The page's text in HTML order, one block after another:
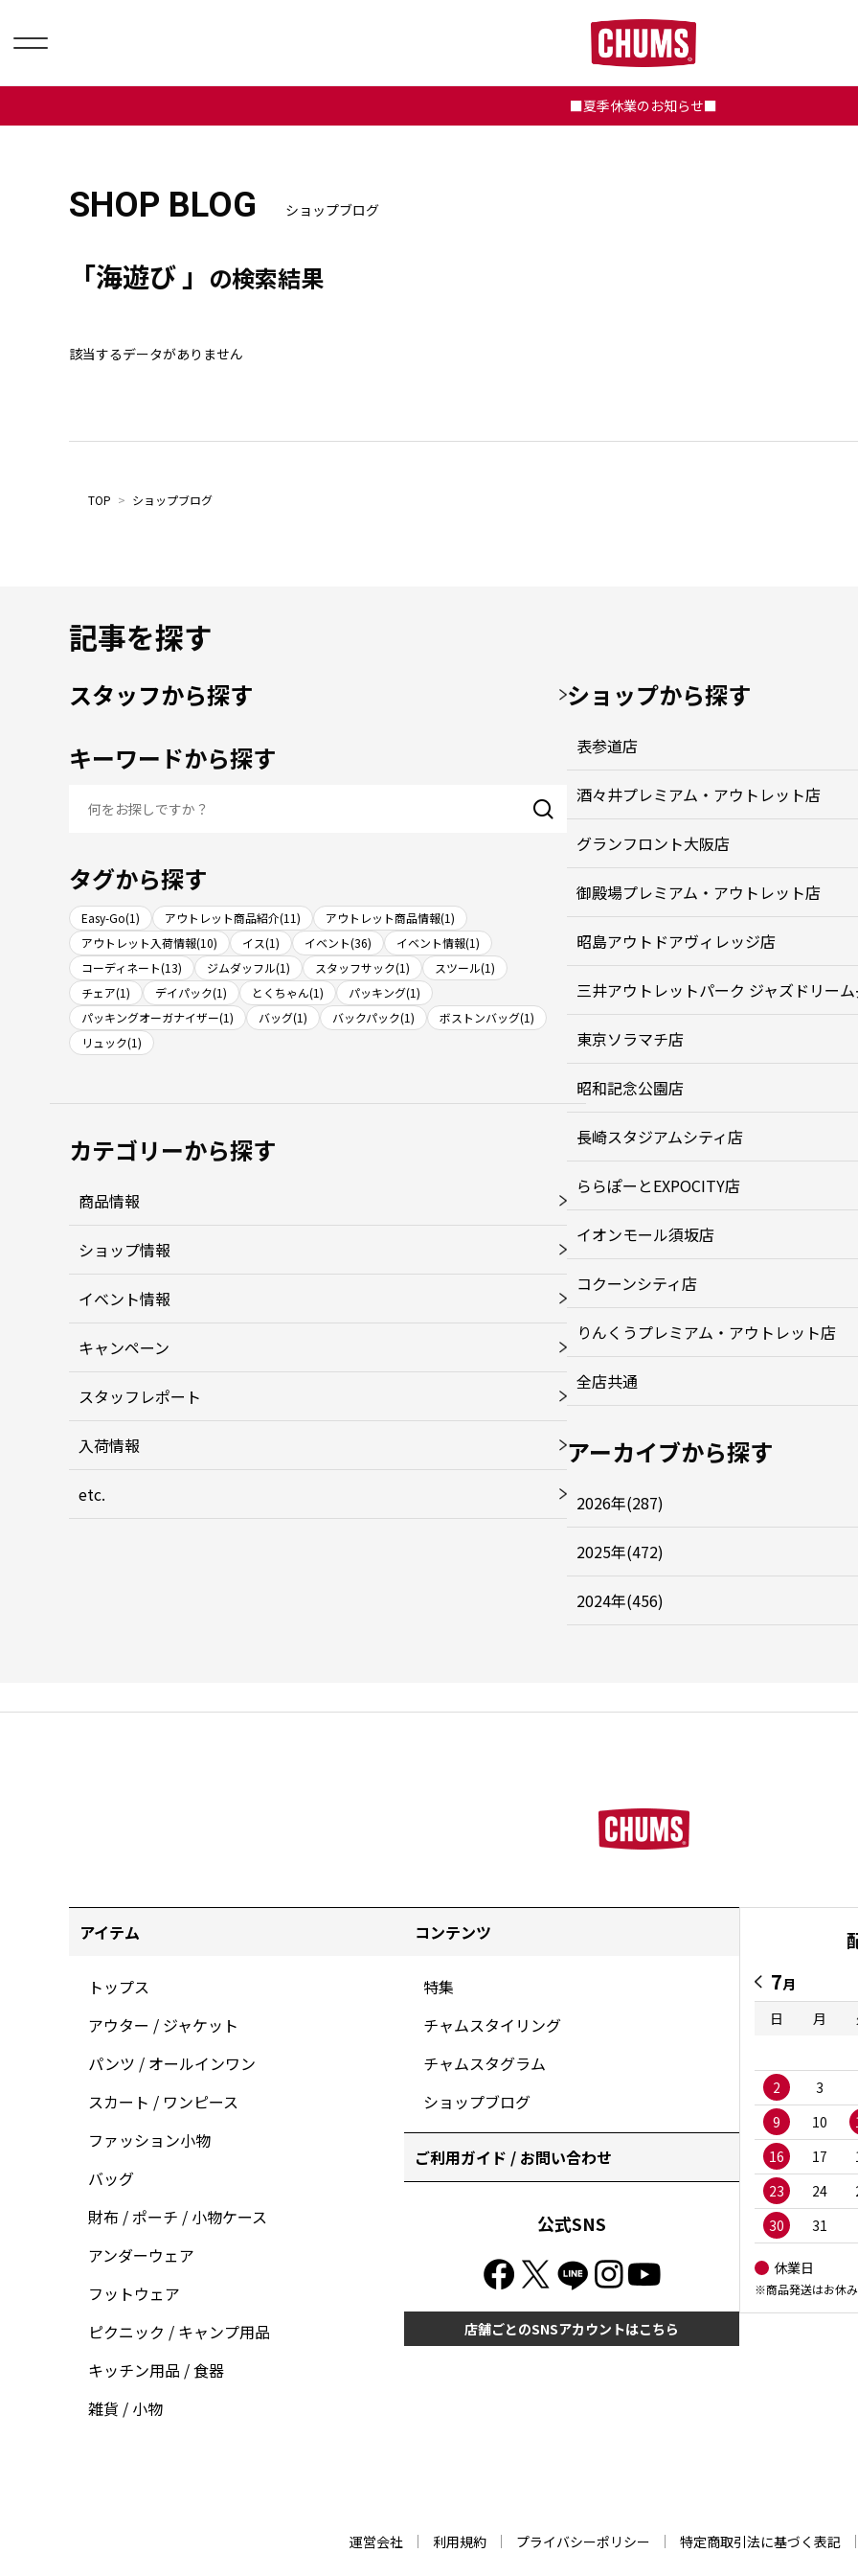
■夏季休業のお知らせ■
SHOP BLOG ショップブログ
「海遊び 」 の検索結果
該当するデータがありません
TOP > ショップブログ
記事を探す
スタッフから探す
キーワードから探す
タグから探す
Easy-Go(1) アウトレット商品紹介(11)
アウトレット商品情報(1)
アウトレット入荷情報(10)
イス(1) イベント(36)
イベント情報(1)
コーディネート(13)
ジムダッフル(1) スタッフサック(1)
スツール(1)
チェア(1)
デイパック(1) とくちゃん(1)
パッキング(1)
パッキングオーガナイザー(1)
バッグ(1) バックパック(1)
ボストンバッグ(1)
リュック(1)
カテゴリーから探す
商品情報
ショップ情報
イベント情報
キャンペーン
スタッフレポート
入荷情報
etc.
ショップから探す
表参道店
酒々井プレミアム・アウトレット店
グランフロント大阪店
御殿場プレミアム・アウトレット店
昭島アウトドアヴィレッジ店
三井アウトレットパーク ジャズドリー
東京ソラマチ店
昭和記念公園店
長崎スタジアムシティ店
ららぽーとEXPOCITY店
イオンモール須坂店
コクーンシティ店
りんくうプレミアム・アウトレット店
全店共通
アーカイブから探す
2026年(287)
2025年(472)
2024年(456)
アイテム
トップス
アウター / ジャケット
パンツ / オールインワン
スカート / ワンピース
ファッション小物
バッグ
財布 / ポーチ / 小物ケース
アンダーウェア
フットウェア
ピクニック / キャンプ用品
キッチン用品 / 食器
雑貨 / 小物
コンテンツ
特集
チャムスタイリング
チャムスタグラム
ショップブログ
ご利用ガイド / お問い合わせ
公式SNS
店舗ごとのSNSアカウントはこちら
7月
日
月
2
3
9
10
16
17
23
24
30
31
休業日
※商品発送はお休
運営会社 利用規約 プライバシーポリシー 特定商取引法に基づく表記